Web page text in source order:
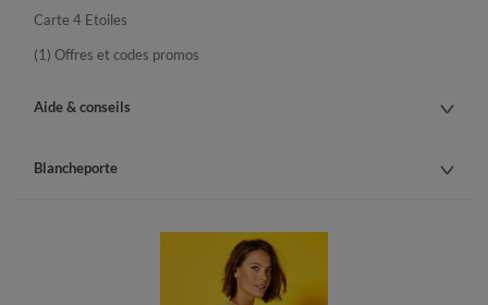
Carte 4 Etoiles
(1) Offres et codes promos
Aide & conseils
Blancheporte